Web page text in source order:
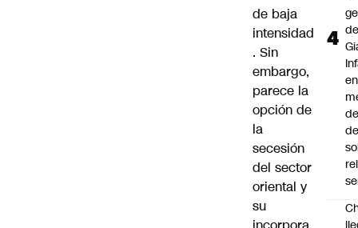
de baja
intensidad
. Sin
embargo,
parece la
opción de
la
secesión
del sector
oriental y
su
de
en
de